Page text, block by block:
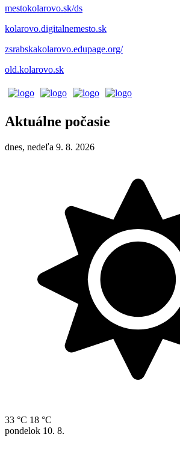
mestokolarovo.sk/ds
kolarovo.digitalnemesto.sk
zsrabskakolarovo.edupage.org/
old.kolarovo.sk
Aktuálne počasie
dnes, nedeľa 9. 8. 2026
33 °C 18 °C
pondelok 10. 8.